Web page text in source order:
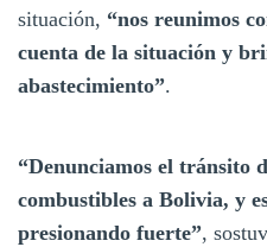
situación, “nos reunimos
cuenta de la situación y
abastecimiento”.
“Denunciamos el tránsito
combustibles a Bolivia, y
presionando fuerte”,